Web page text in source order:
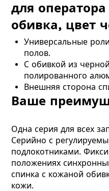
для
обивка, цвет
Универсальные
полов.
С обивкой из
полированного
Внешняя сторона
Ваше
Одна серия для всех
Серийно с
подлокотниками.
положениях
спинка с кожаной
кожи.